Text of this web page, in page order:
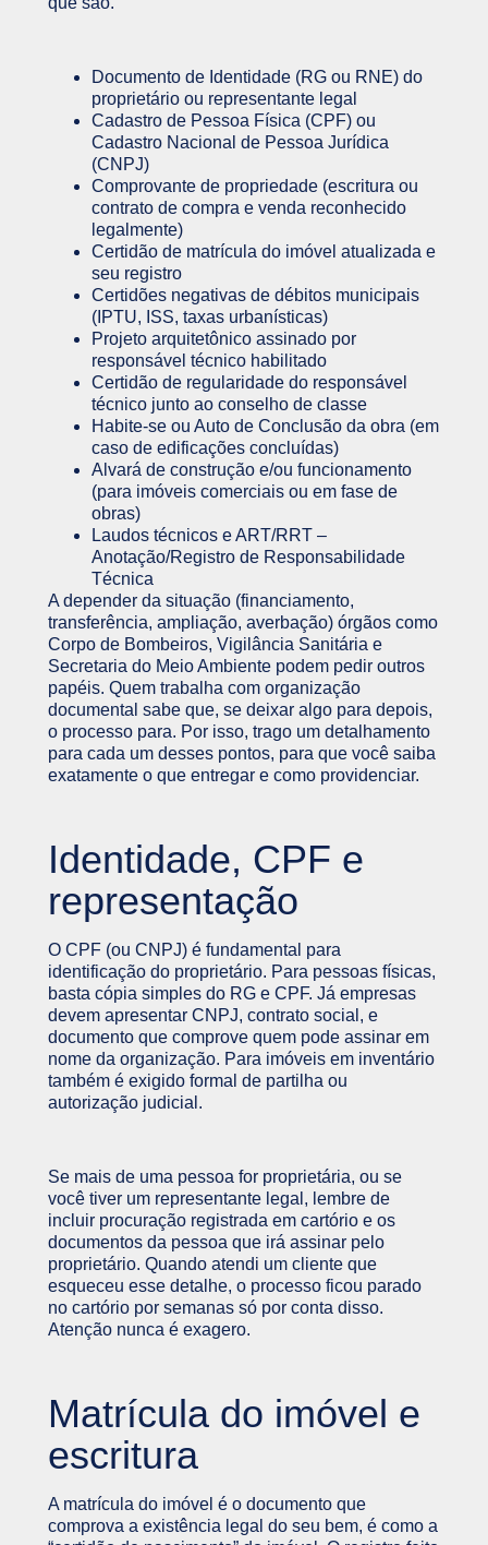
Documento de Identidade (RG ou RNE) do
proprietário ou representante legal
Cadastro de Pessoa Física (CPF) ou
Cadastro Nacional de Pessoa Jurídica
(CNPJ)
Comprovante de propriedade (escritura ou
contrato de compra e venda reconhecido
legalmente)
Certidão de matrícula do imóvel atualizada e
seu registro
Certidões negativas de débitos municipais
(IPTU, ISS, taxas urbanísticas)
Projeto arquitetônico assinado por
responsável técnico habilitado
Certidão de regularidade do responsável
técnico junto ao conselho de classe
Habite-se ou Auto de Conclusão da obra (em
caso de edificações concluídas)
Alvará de construção e/ou funcionamento
(para imóveis comerciais ou em fase de
obras)
Laudos técnicos e ART/RRT –
Anotação/Registro de Responsabilidade
Técnica
A depender da situação (financiamento,
transferência, ampliação, averbação) órgãos como
Corpo de Bombeiros, Vigilância Sanitária e
Secretaria do Meio Ambiente podem pedir outros
papéis. Quem trabalha com organização
documental sabe que, se deixar algo para depois,
o processo para. Por isso, trago um detalhamento
para cada um desses pontos, para que você saiba
exatamente o que entregar e como providenciar.
Identidade, CPF e
representação
O CPF (ou CNPJ) é fundamental para
identificação do proprietário. Para pessoas físicas,
basta cópia simples do RG e CPF. Já empresas
devem apresentar CNPJ, contrato social, e
documento que comprove quem pode assinar em
nome da organização. Para imóveis em inventário
também é exigido formal de partilha ou
autorização judicial.
Se mais de uma pessoa for proprietária, ou se
você tiver um representante legal, lembre de
incluir procuração registrada em cartório e os
documentos da pessoa que irá assinar pelo
proprietário. Quando atendi um cliente que
esqueceu esse detalhe, o processo ficou parado
no cartório por semanas só por conta disso.
Atenção nunca é exagero.
Matrícula do imóvel e
escritura
A matrícula do imóvel é o documento que
comprova a existência legal do seu bem, é como a